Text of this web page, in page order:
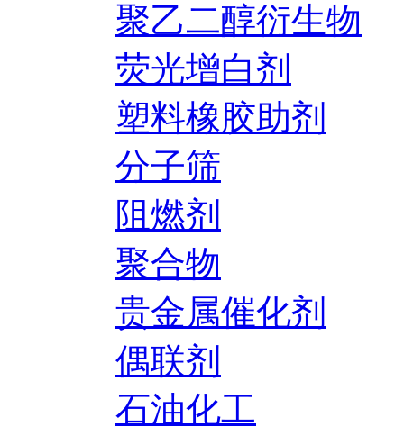
聚乙二醇衍生物
荧光增白剂
塑料橡胶助剂
分子筛
阻燃剂
聚合物
贵金属催化剂
偶联剂
石油化工